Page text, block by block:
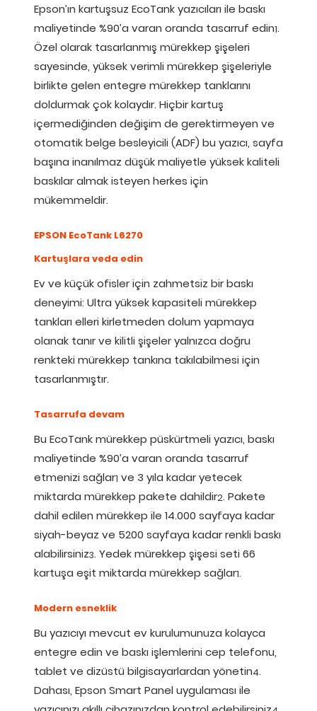
Epson’ın kartuşsuz EcoTank yazıcıları ile baskı
maliyetinde %90’a varan oranda tasarruf edin1.
Özel olarak tasarlanmış mürekkep şişeleri
sayesinde, yüksek verimli mürekkep şişeleriyle
birlikte gelen entegre mürekkep tanklarını
doldurmak çok kolaydır. Hiçbir kartuş
içermediğinden değişim de gerektirmeyen ve
otomatik belge besleyicili (ADF) bu yazıcı, sayfa
başına inanılmaz düşük maliyetle yüksek kaliteli
baskılar almak isteyen herkes için
mükemmeldir.
EPSON EcoTank L6270
Kartuşlara veda edin
Ev ve küçük ofisler için zahmetsiz bir baskı
deneyimi: Ultra yüksek kapasiteli mürekkep
tankları elleri kirletmeden dolum yapmaya
olanak tanır ve kilitli şişeler yalnızca doğru
renkteki mürekkep tankına takılabilmesi için
tasarlanmıştır.
Tasarrufa devam
Bu EcoTank mürekkep püskürtmeli yazıcı, baskı
maliyetinde %90’a varan oranda tasarruf
etmenizi sağlar1 ve 3 yıla kadar yetecek
miktarda mürekkep pakete dahildir2. Pakete
dahil edilen mürekkep ile 14.000 sayfaya kadar
siyah-beyaz ve 5200 sayfaya kadar renkli baskı
alabilirsiniz3. Yedek mürekkep şişesi seti 66
kartuşa eşit miktarda mürekkep sağlar1.
Modern esneklik
Bu yazıcıyı mevcut ev kurulumunuza kolayca
entegre edin ve baskı işlemlerini cep telefonu,
tablet ve dizüstü bilgisayarlardan yönetin4.
Dahası, Epson Smart Panel uygulaması ile